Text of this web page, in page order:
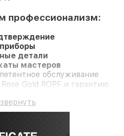
профессионализм:
детали
мастеров
обслуживание
Gold ROPF и гарантию